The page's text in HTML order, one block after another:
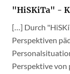
"HiSKiTa" -
[…] Durch
Perspektiven
Perspektive von